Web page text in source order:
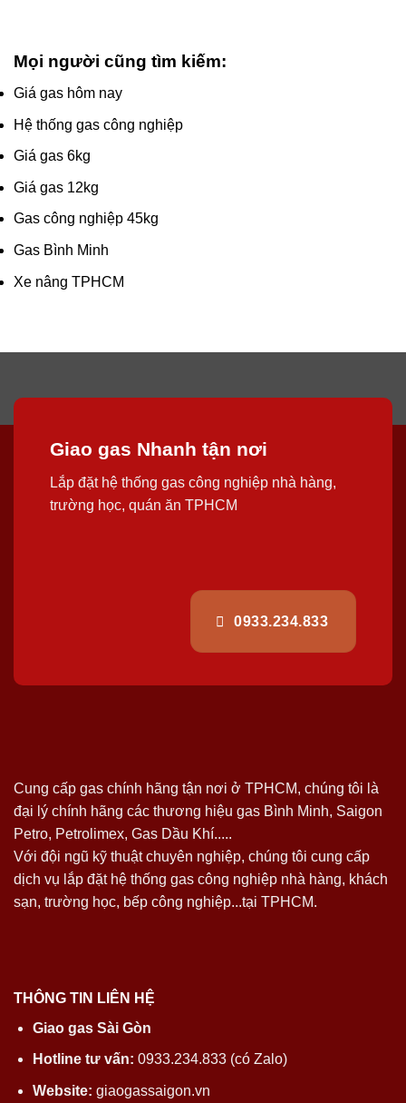
Mọi người cũng tìm kiếm:
Giá gas hôm nay
Hệ thống gas công nghiệp
Giá gas 6kg
Giá gas 12kg
Gas công nghiệp 45kg
Gas Bình Minh
Xe nâng TPHCM
Giao gas Nhanh tận nơi
Lắp đặt hệ thống gas công nghiệp nhà hàng,
trường học, quán ăn TPHCM
0933.234.833
Cung cấp gas chính hãng tận nơi ở TPHCM, chúng tôi là
đại lý chính hãng các thương hiệu gas Bình Minh, Saigon
Petro, Petrolimex, Gas Dầu Khí.....
Với đội ngũ kỹ thuật chuyên nghiệp, chúng tôi cung cấp
dịch vụ lắp đặt hệ thống gas công nghiệp nhà hàng, khách
sạn, trường học, bếp công nghiệp...tại TPHCM.
THÔNG TIN LIÊN HỆ
Giao gas Sài Gòn
Hotline tư vấn: 0933.234.833 (có Zalo)
Website: giaogassaigon.vn